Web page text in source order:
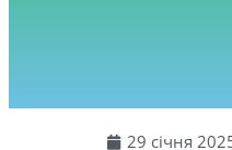
29 січня